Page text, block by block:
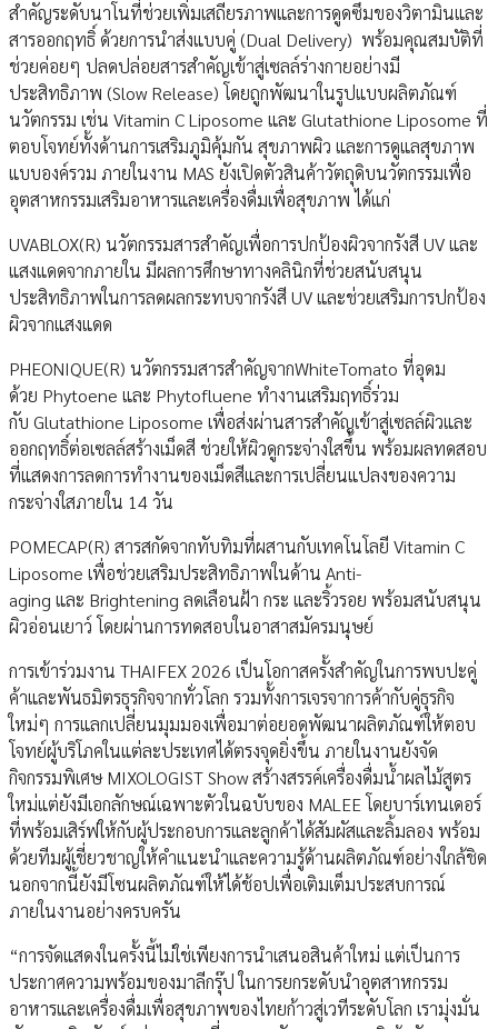
สำคัญระดับนาโนที่ช่วยเพิ่มเสถียรภาพและการดูดซึมของวิตามินและ
สารออกฤทธิ์ ด้วยการนำส่งแบบคู่ (Dual Delivery) พร้อมคุณสมบัติที่
ช่วยค่อยๆ ปลดปล่อยสารสำคัญเข้าสู่เซลล์ร่างกายอย่างมี
ประสิทธิภาพ (Slow Release) โดยถูกพัฒนาในรูปแบบผลิตภัณฑ์
นวัตกรรม เช่น Vitamin C Liposome และ Glutathione Liposome ที่
ตอบโจทย์ทั้งด้านการเสริมภูมิคุ้มกัน สุขภาพผิว และการดูแลสุขภาพ
แบบองค์รวม ภายในงาน MAS ยังเปิดตัวสินค้าวัตถุดิบนวัตกรรมเพื่อ
อุตสาหกรรมเสริมอาหารและเครื่องดื่มเพื่อสุขภาพ ได้แก่
UVABLOX(R) นวัตกรรมสารสำคัญเพื่อการปกป้องผิวจากรังสี UV และ
แสงแดดจากภายใน มีผลการศึกษาทางคลินิกที่ช่วยสนับสนุน
ประสิทธิภาพในการลดผลกระทบจากรังสี UV และช่วยเสริมการปกป้อง
ผิวจากแสงแดด
PHEONIQUE(R) นวัตกรรมสารสำคัญจากWhiteTomato ที่อุดม
ด้วย Phytoene และ Phytofluene ทำงานเสริมฤทธิ์ร่วม
กับ Glutathione Liposome เพื่อส่งผ่านสารสำคัญเข้าสู่เซลล์ผิวและ
ออกฤทธิ์ต่อเซลล์สร้างเม็ดสี ช่วยให้ผิวดูกระจ่างใสขึ้น พร้อมผลทดสอบ
ที่แสดงการลดการทำงานของเม็ดสีและการเปลี่ยนแปลงของความ
กระจ่างใสภายใน 14 วัน
POMECAP(R) สารสกัดจากทับทิมที่ผสานกับเทคโนโลยี Vitamin C
Liposome เพื่อช่วยเสริมประสิทธิภาพในด้าน Anti-
aging และ Brightening ลดเลือนฝ้า กระ และริ้วรอย พร้อมสนับสนุน
ผิวอ่อนเยาว์ โดยผ่านการทดสอบในอาสาสมัครมนุษย์
การเข้าร่วมงาน THAIFEX 2026 เป็นโอกาสครั้งสำคัญในการพบปะคู่
ค้าและพันธมิตรธุรกิจจากทั่วโลก รวมทั้งการเจรจาการค้ากับคู่ธุรกิจ
ใหม่ๆ การแลกเปลี่ยนมุมมองเพื่อมาต่อยอดพัฒนาผลิตภัณฑ์ให้ตอบ
โจทย์ผู้บริโภคในแต่ละประเทศได้ตรงจุดยิ่งขึ้น ภายในงานยังจัด
กิจกรรมพิเศษ MIXOLOGIST Show สร้างสรรค์เครื่องดื่มน้ำผลไม้สูตร
ใหม่แต่ยังมีเอกลักษณ์เฉพาะตัวในฉบับของ MALEE โดยบาร์เทนเดอร์
ที่พร้อมเสิร์ฟให้กับผู้ประกอบการและลูกค้าได้สัมผัสและลิ้มลอง พร้อม
ด้วยทีมผู้เชี่ยวชาญให้คำแนะนำและความรู้ด้านผลิตภัณฑ์อย่างใกล้ชิด
นอกจากนี้ยังมีโซนผลิตภัณฑ์ให้ได้ช้อปเพื่อเติมเต็มประสบการณ์
ภายในงานอย่างครบครัน
“การจัดแสดงในครั้งนี้ไม่ใช่เพียงการนำเสนอสินค้าใหม่ แต่เป็นการ
ประกาศความพร้อมของมาลีกรุ๊ป ในการยกระดับนำอุตสาหกรรม
อาหารและเครื่องดื่มเพื่อสุขภาพของไทยก้าวสู่เวทีระดับโลก เรามุ่งมั่น